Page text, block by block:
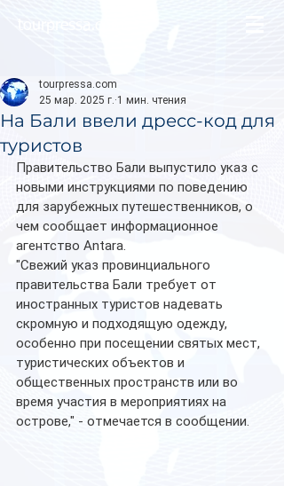
На Бали ввели дресс-код для
туристов
tourpressa.com
25 мар. 2025 г. 1 мин. чтения
Правительство Бали выпустило указ с
новыми инструкциями по поведению
для зарубежных путешественников, о
чем сообщает информационное
агентство Antara.
"Свежий указ провинциального
правительства Бали требует от
иностранных туристов надевать
скромную и подходящую одежду,
особенно при посещении святых мест,
туристических объектов и
общественных пространств или во
время участия в мероприятиях на
острове," - отмечается в сообщении.